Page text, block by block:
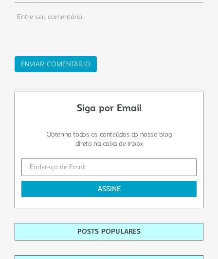
Siga por Email
Obtenha todos os conteúdos do nosso blog
direto na caixa de inbox
POSTS POPULARES